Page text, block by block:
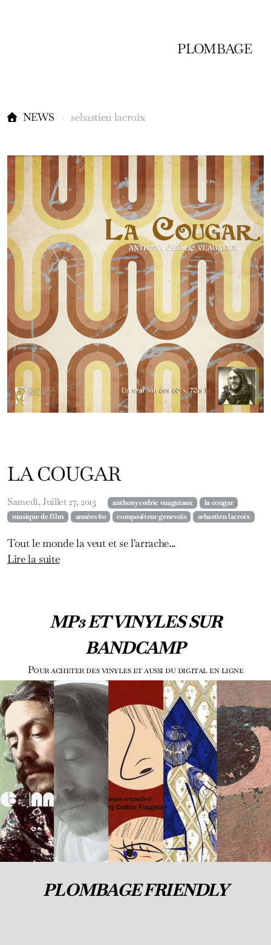
PLOMBAGE
NEWS sebastien lacroix
LA COUGAR
Samedi, Juillet 27, 2013 anthony cedric vuagniaux
la cougar
musique de film
années 60 compositeur genevois sebastien lacroix
Tout le monde la veut et se l'arrache...
Lire la suite
MP3 ET VINYLES SUR
BANDCAMP
Pour acheter des vinyles et aussi du digital en ligne
PLOMBAGE FRIENDLY